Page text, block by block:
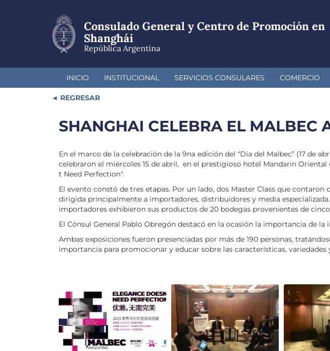
Consulado General y Centro de Promoción en
Shanghái
República Argentina
INICIO INSTITUCIONAL SERVICIOS CONSULARES COMERCIO
REGRESAR
SHANGHAI CELEBRA EL MALBEC
En el marco de la celebración de la 9na edición del “Día del Malbec” (17 de
celebraron el miércoles 15 de abril, en el prestigioso hotel Mandarin
t Need Perfection".
El evento constó de tres etapas. Por un lado, dos Master Class que
dirigida principalmente a importadores, distribuidores y media
importadores exhibieron sus productos de 20 bodegas provenientes de
El Cónsul General Pablo Obregón destacó en la ocasión la importancia de
Ambas exposiciones fueron presenciadas por más de 190 personas,
importancia para promocionar y educar sobre las características, variedades